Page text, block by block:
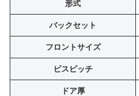
形式
バックセット
フロントサイズ
ビスピッチ
ドア厚